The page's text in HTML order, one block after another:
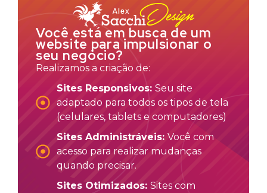
Você está em busca de um
website para impulsionar o
seu negócio?
Realizamos a criação de:
Sites Responsivos: Seu site
adaptado para todos os tipos de tela
(celulares, tablets e computadores)
Sites Administráveis: Você com
acesso para realizar mudanças
quando precisar.
Sites Otimizados: Sites com